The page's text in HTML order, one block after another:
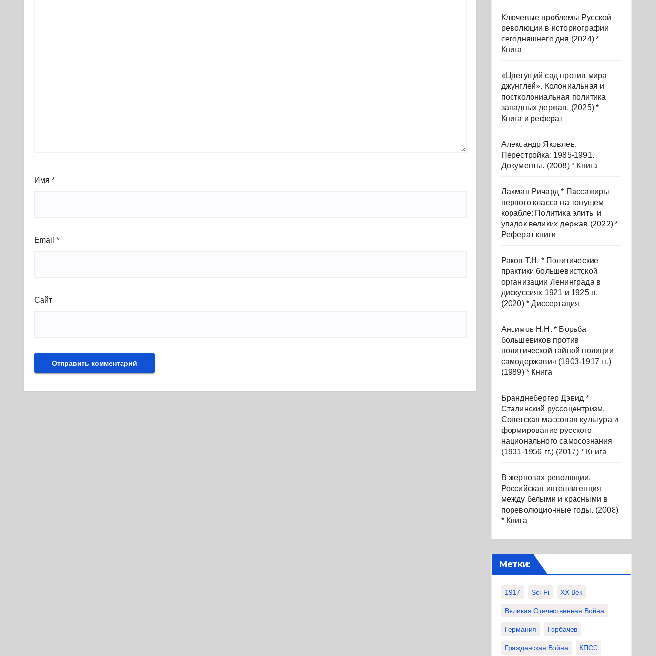
Имя *
Email *
Сайт
Ключевые проблемы Русской
революции в историографии
сегодняшнего дня (2024) *
Книга
«Цветущий сад против мира
джунглей». Колониальная и
постколониальная политика
западных держав. (2025) *
Книга и реферат
Александр Яковлев.
Перестройка: 1985-1991.
Документы. (2008) * Книга
Лахман Ричард * Пассажиры
первого класса на тонущем
корабле: Политика элиты и
упадок великих держав (2022) *
Реферат книги
Раков Т.Н. * Политические
практики большевистской
организации Ленинграда в
дискуссиях 1921 и 1925 гг.
(2020) * Диссертация
Ансимов Н.Н. * Борьба
большевиков против
политической тайной полиции
самодержавия (1903-1917 гг.)
(1989) * Книга
Бранднебергер Дэвид *
Сталинский руссоцентризм.
Советская массовая культура и
формирование русского
национального самосознания
(1931-1956 гг.) (2017) * Книга
В жерновах революции.
Российская интеллигенция
между белыми и красными в
пореволюционные годы. (2008)
* Книга
Метки:
1917 Sci-Fi XX Век
Великая Отечественная Война
Германия Горбачев
Гражданская Война КПСС